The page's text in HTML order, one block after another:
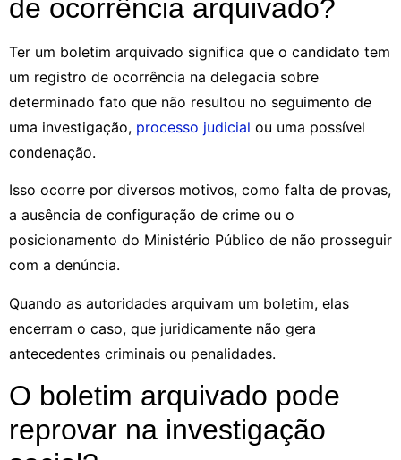
de ocorrência arquivado?
Ter um boletim arquivado significa que o candidato tem
um registro de ocorrência na delegacia sobre
determinado fato que não resultou no seguimento de
uma investigação, processo judicial ou uma possível
condenação.
Isso ocorre por diversos motivos, como falta de provas,
a ausência de configuração de crime ou o
posicionamento do Ministério Público de não prosseguir
com a denúncia.
Quando as autoridades arquivam um boletim, elas
encerram o caso, que juridicamente não gera
antecedentes criminais ou penalidades.
O boletim arquivado pode
reprovar na investigação